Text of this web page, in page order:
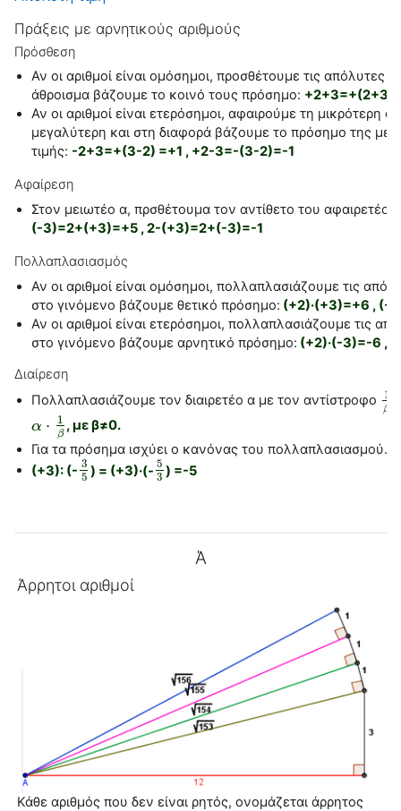
Πράξεις με αρνητικούς αριθμούς
Πρόσθεση
Αν οι αριθμοί είναι ομόσημοι, προσθέτουμε τις απόλυτες
άθροισμα βάζουμε το κοινό τους πρόσημο:
Αν οι αριθμοί είναι ετερόσημοι, αφαιρούμε τη μικρότερη
μεγαλύτερη και στη διαφορά βάζουμε το πρόσημο της
τιμής: -2+3=+(3-2) =+1 , +2-3=-(3-2)=-1
Αφαίρεση
Στον μειωτέο α, πρσθέτουμα τον αντίθετο του
(-3)=2+(+3)=+5 , 2-(+3)=2+(-3)=-1
Πολλαπλασιασμός
Αν οι αριθμοί είναι ομόσημοι, πολλαπλασιάζουμε τις
στο γινόμενο βάζουμε θετικό πρόσημο: (+2)·(+3)=+6 , (-
Αν οι αριθμοί είναι ετερόσημοι, πολλαπλασιάζουμε τις
στο γινόμενο βάζουμε αρνητικό πρόσημο: (+2)·(-3)=-6 ,
Διαίρεση
Πολλαπλασιάζουμε τον διαιρετέο α με τον αντίστροφο
1
β
1
α ⋅ 1
β
α⋅ 1 β , με β≠0.
Για τα πρόσημα ισχύει ο κανόνας του πολλαπλασιασμού.
(+3): (- 3
5
35) = (+3)·(- 5
3
53) =-5
Ά
Άρρητοι αριθμοί
Κάθε αριθμός που δεν είναι ρητός, ονομάζεται άρρητος